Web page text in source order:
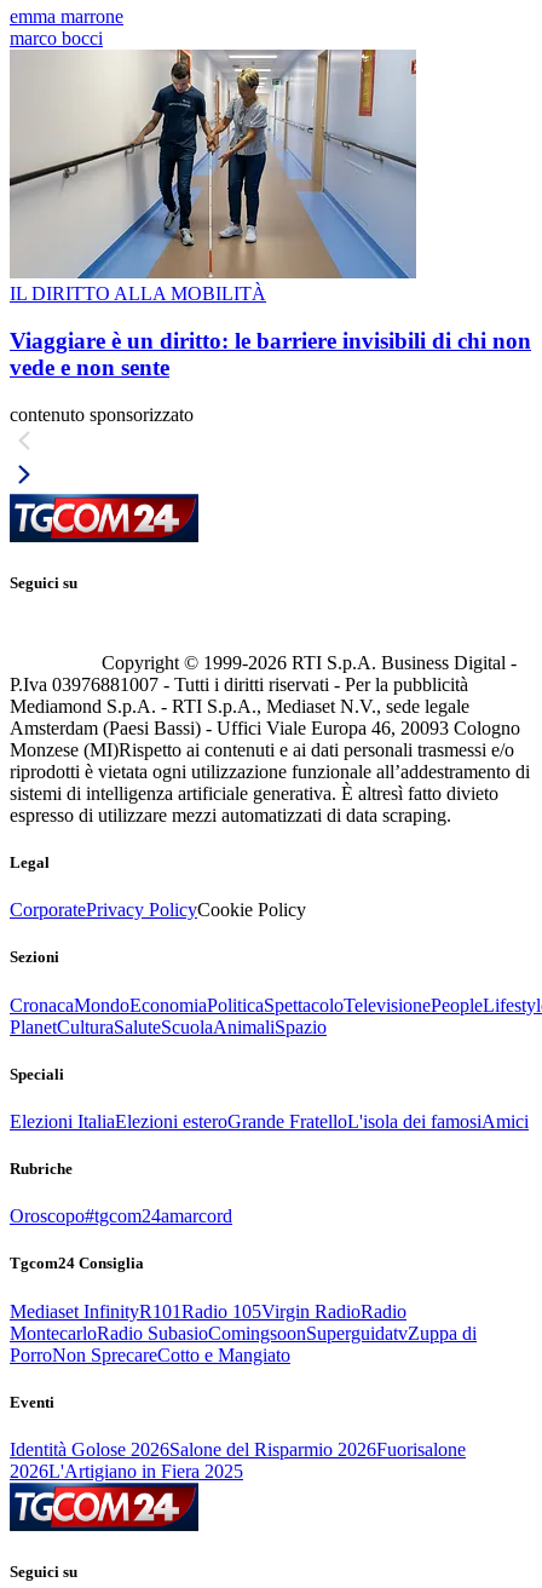
emma marrone
marco bocci
IL DIRITTO ALLA MOBILITÀ
Viaggiare è un diritto: le barriere invisibili di chi non
vede e non sente
contenuto sponsorizzato
Seguici su
Copyright © 1999-2026 RTI S.p.A. Business Digital -
P.Iva 03976881007 - Tutti i diritti riservati - Per la pubblicità
Mediamond S.p.A. - RTI S.p.A., Mediaset N.V., sede legale
Amsterdam (Paesi Bassi) - Uffici Viale Europa 46, 20093 Cologno
Monzese (MI)Rispetto ai contenuti e ai dati personali trasmessi e/o
riprodotti è vietata ogni utilizzazione funzionale all’addestramento di
sistemi di intelligenza artificiale generativa. È altresì fatto divieto
espresso di utilizzare mezzi automatizzati di data scraping.
Legal
CorporatePrivacy PolicyCookie Policy
Sezioni
CronacaMondoEconomiaPoliticaSpettacoloTelevisionePeople
PlanetCulturaSaluteScuolaAnimaliSpazio
Speciali
Elezioni ItaliaElezioni esteroGrande FratelloL'isola dei famosiAmici
Rubriche
Oroscopo#tgcom24amarcord
Tgcom24 Consiglia
Mediaset InfinityR101Radio 105Virgin RadioRadio
MontecarloRadio SubasioComingsoonSuperguidatvZuppa di
PorroNon SprecareCotto e Mangiato
Eventi
Identità Golose 2026Salone del Risparmio 2026Fuorisalone
2026L'Artigiano in Fiera 2025
Seguici su